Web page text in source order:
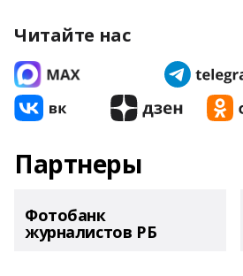
Читайте нас
Партнеры
Фотобанк
журналистов РБ